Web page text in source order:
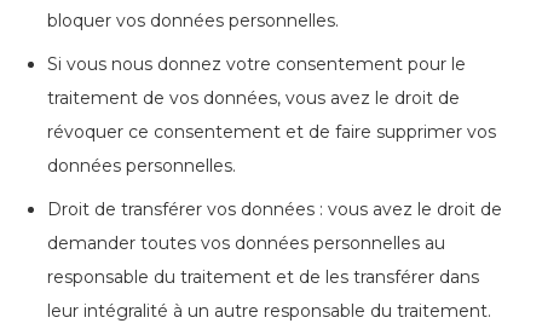
bloquer vos données personnelles.
Si vous nous donnez votre consentement pour le
traitement de vos données, vous avez le droit de
révoquer ce consentement et de faire supprimer vos
données personnelles.
Droit de transférer vos données : vous avez le droit de
demander toutes vos données personnelles au
responsable du traitement et de les transférer dans
leur intégralité à un autre responsable du traitement.